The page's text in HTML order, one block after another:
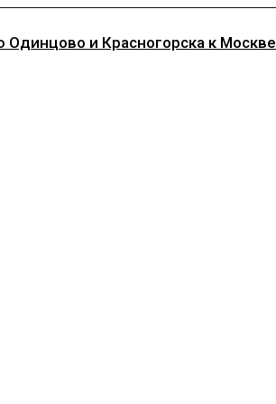
и Красногорска к Москве